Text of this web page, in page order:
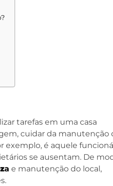
tarefas em uma casa
cuidar da manutenção
exemplo, é aquele
se ausentam. De
a e manutenção do local,